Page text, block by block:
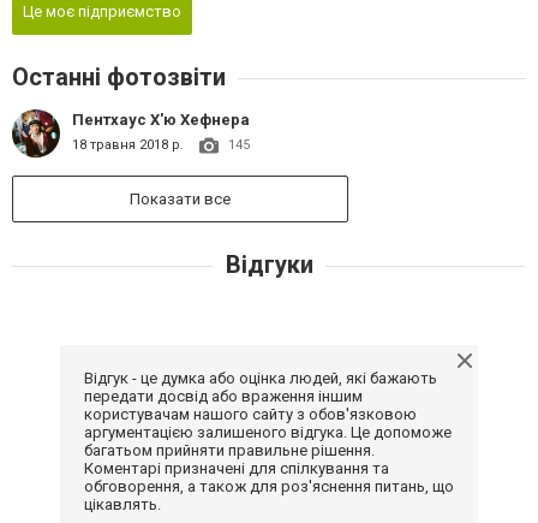
Це моє підприємство
Останні фотозвіти
Пентхаус Х'ю Хефнера
18 травня 2018 р. 145
Показати все
Відгуки
Відгук - це думка або оцінка людей, які бажають
передати досвід або враження іншим
користувачам нашого сайту з обов'язковою
аргументацією залишеного відгука. Це допоможе
багатьом прийняти правильне рішення.
Коментарі призначені для спілкування та
обговорення, а також для роз'яснення питань, що
цікавлять.